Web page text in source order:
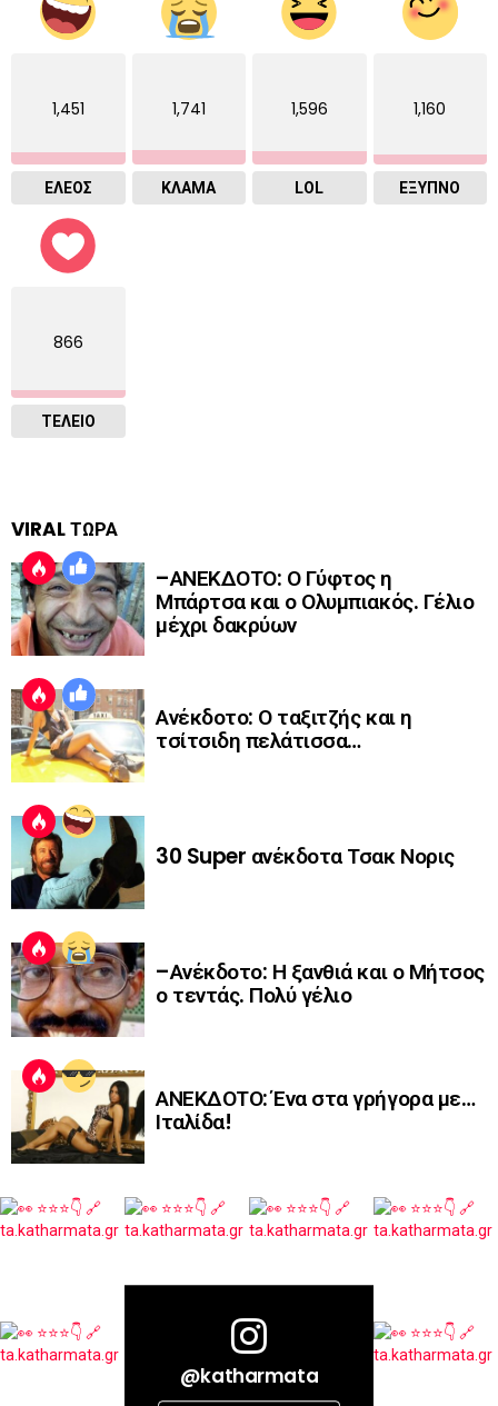
1,451
ΕΛΕΟΣ
1,741
ΚΛΑΜΑ
1,596
LOL
1,160
ΈΞΥΠΝΟ
866
ΤΕΛΕΙΟ
VIRAL ΤΩΡΑ
–ΑΝΕΚΔΟΤΟ: Ο Γύφτος η
Μπάρτσα και ο Ολυμπιακός. Γέλιο
μέχρι δακρύων
Ανέκδοτο: Ο ταξιτζής και η
τσίτσιδη πελάτισσα…
30 Super ανέκδοτα Τσακ Νορις
–Ανέκδοτο: Η ξανθιά και ο Μήτσος
ο τεντάς. Πολύ γέλιο
ΑΝΕΚΔΟΤΟ: Ένα στα γρήγορα με…
Ιταλίδα!
@katharmata